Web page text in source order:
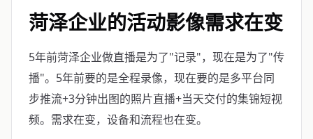
菏泽企业的活动影像需求在变
5年前菏泽企业做直播是为了"记录"，现在是为了"传
播"。5年前要的是全程录像，现在要的是多平台同
步推流+3分钟出图的照片直播+当天交付的集锦短视
频。需求在变，设备和流程也在变。